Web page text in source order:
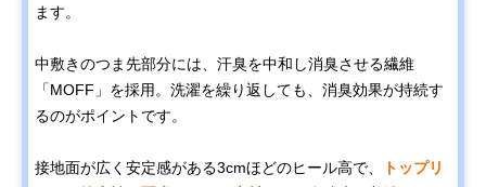
ます。
中敷きのつま先部分には、汗臭を中和し消臭させる繊維
「MOFF」を採用。洗濯を繰り返しても、消臭効果が持続す
るのがポイントです。
接地面が広く安定感がある3cmほどのヒール高で、
トップリ